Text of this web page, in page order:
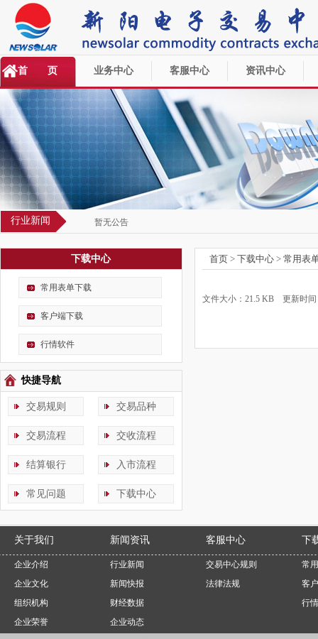
首 页 业务中心 客服中心 资讯中心
行业新闻 暂无公告
下载中心
常用表单下载
客户端下载
行情软件
快捷导航
交易规则 交易品种
交易流程 交收流程
结算银行 入市流程
常见问题 下载中心
首页 > 下载中心 > 常用表
文件大小：21.5 KB 更新时
关于我们
企业介绍
企业文化
组织机构
企业荣誉
新闻资讯
行业新闻
新闻快报
财经数据
企业动态
客服中心
交易中心规则
法律法规
下
常
客
行